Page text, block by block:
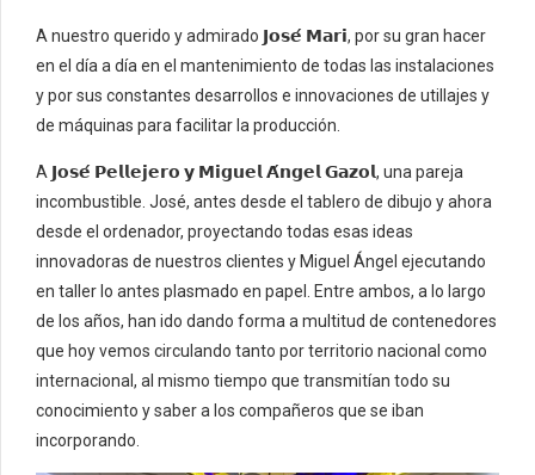
A nuestro querido y admirado 𝗝𝗼𝘀𝗲́ 𝗠𝗮𝗿𝗶, por su gran hacer
en el día a día en el mantenimiento de todas las instalaciones
y por sus constantes desarrollos e innovaciones de utillajes y
de máquinas para facilitar la producción.
A 𝗝𝗼𝘀𝗲́ 𝗣𝗲𝗹𝗹𝗲𝗷𝗲𝗿𝗼 𝘆 𝗠𝗶𝗴𝘂𝗲𝗹 𝗔́𝗻𝗴𝗲𝗹 𝗚𝗮𝘇𝗼𝗹, una pareja
incombustible. José, antes desde el tablero de dibujo y ahora
desde el ordenador, proyectando todas esas ideas
innovadoras de nuestros clientes y Miguel Ángel ejecutando
en taller lo antes plasmado en papel. Entre ambos, a lo largo
de los años, han ido dando forma a multitud de contenedores
que hoy vemos circulando tanto por territorio nacional como
internacional, al mismo tiempo que transmitían todo su
conocimiento y saber a los compañeros que se iban
incorporando.